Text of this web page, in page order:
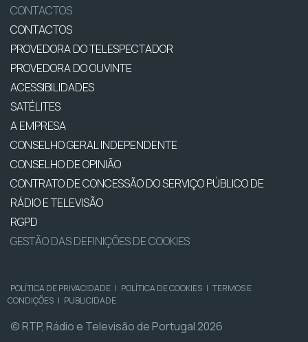
CONTACTOS
CONTACTOS
PROVEDORA DO TELESPECTADOR
PROVEDORA DO OUVINTE
ACESSIBILIDADES
SATÉLITES
A EMPRESA
CONSELHO GERAL INDEPENDENTE
CONSELHO DE OPINIÃO
CONTRATO DE CONCESSÃO DO SERVIÇO PÚBLICO DE
RÁDIO E TELEVISÃO
RGPD
GESTÃO DAS DEFINIÇÕES DE COOKIES
POLÍTICA DE PRIVACIDADE | POLÍTICA DE COOKIES | TERMOS E
CONDIÇÕES | PUBLICIDADE
© RTP, Rádio e Televisão de Portugal 2026